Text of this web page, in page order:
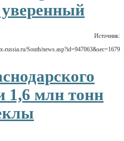
1,6 млн тонн
Источник:
russia.ru/South/news.asp?id=947063&sec=1679